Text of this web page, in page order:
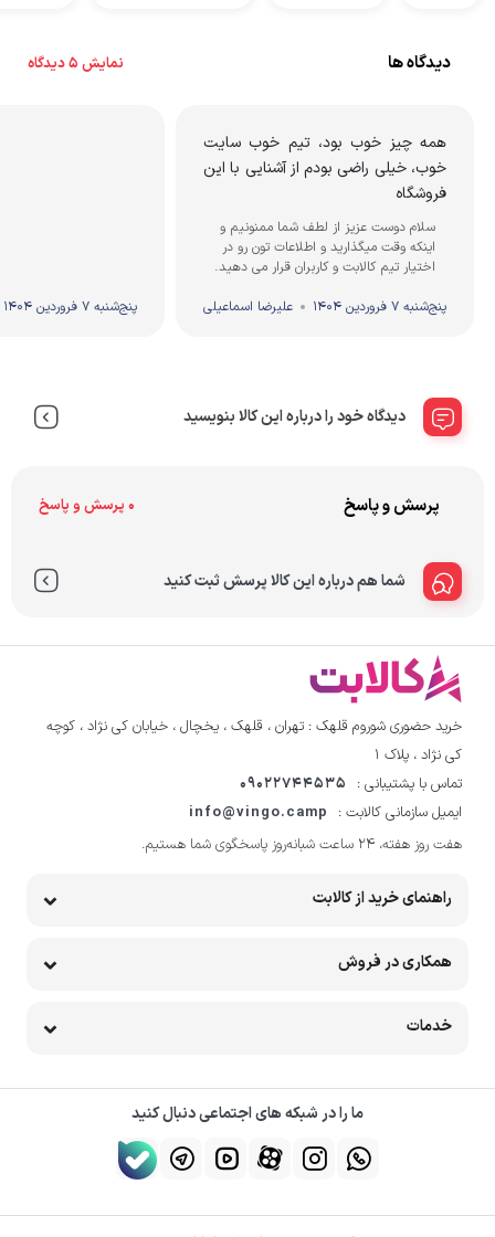
دیدگاه ها نمایش 5 دیدگاه
همه چیز خوب بود، تیم خوب سایت
خوب، خیلی راضی بودم از آشنایی با این
فروشگاه
سلام دوست عزیز از لطف شما ممنونیم و
اینکه وقت میگذارید و اطلاعات تون رو در
اختیار تیم کالابت و کاربران قرار می دهید.
پنج‌شنبه 7 فروردین 1404
علیرضا اسماعیلی پنج‌شنبه 7 فروردین 1404
دیدگاه خود را درباره این کالا بنویسید
پرسش و پاسخ 0 پرسش و پاسخ
شما هم درباره این کالا پرسش ثبت کنید
خرید حضوری شوروم قلهک : تهران ، قلهک ، یخچال ، خیابان کی نژاد ، کوچه
کی نژاد ، پلاک ۱
تماس با پشتیبانی : 09022744535
ایمیل سازمانی کالابت : info@vingo.camp
هفت روز هفته، ۲۴ ساعت شبانه‌روز پاسخگوی شما هستیم.
راهنمای خرید از کالابت
همکاری در فروش
خدمات
ما را در شبکه های اجتماعی دنبال کنید